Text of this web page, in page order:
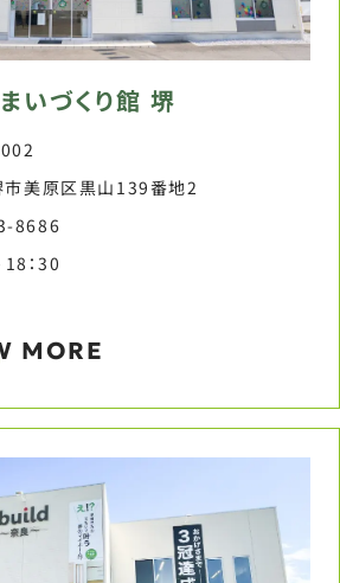
いづくり館 堺
市美原区黒山139番地2
8686​
：30​
MORE